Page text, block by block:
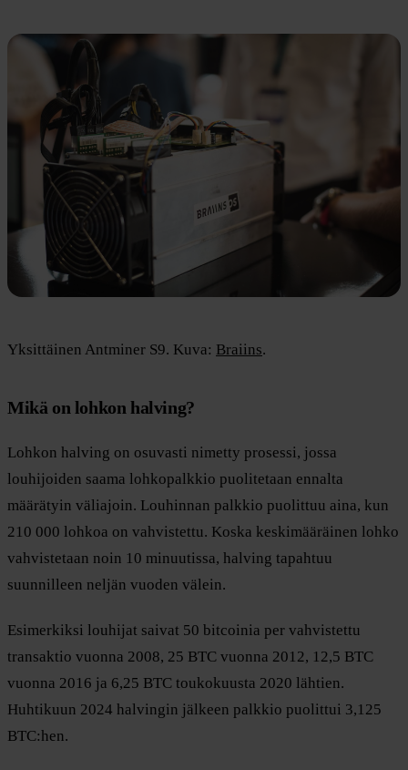
Yksittäinen Antminer S9. Kuva: Braiins.
Mikä on lohkon halving?
Lohkon halving on osuvasti nimetty prosessi, jossa
louhijoiden saama lohkopalkkio puolitetaan ennalta
määrätyin väliajoin. Louhinnan palkkio puolittuu aina, kun
210 000 lohkoa on vahvistettu. Koska keskimääräinen lohko
vahvistetaan noin 10 minuutissa, halving tapahtuu
suunnilleen neljän vuoden välein.
Esimerkiksi louhijat saivat 50 bitcoinia per vahvistettu
transaktio vuonna 2008, 25 BTC vuonna 2012, 12,5 BTC
vuonna 2016 ja 6,25 BTC toukokuusta 2020 lähtien.
Huhtikuun 2024 halvingin jälkeen palkkio puolittui 3,125
BTC:hen.